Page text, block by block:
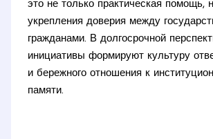
это не только практическая помощь,
укрепления доверия между
гражданами. В долгосрочной
инициативы формируют культуру
и бережного отношения к
памяти.